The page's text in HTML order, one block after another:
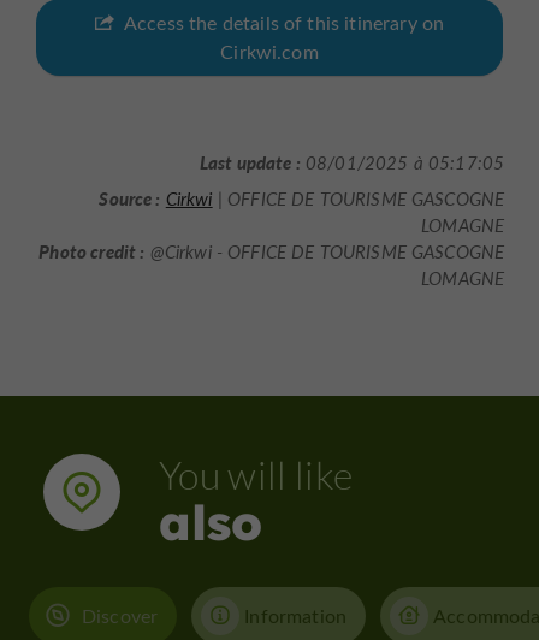
Access the details of this itinerary on
Cirkwi.com
Last update : 08/01/2025 à 05:17:05
Source : Cirkwi | OFFICE DE TOURISME GASCOGNE
LOMAGNE
Photo credit : @Cirkwi - OFFICE DE TOURISME GASCOGNE
LOMAGNE
You will like
also
Discover Information